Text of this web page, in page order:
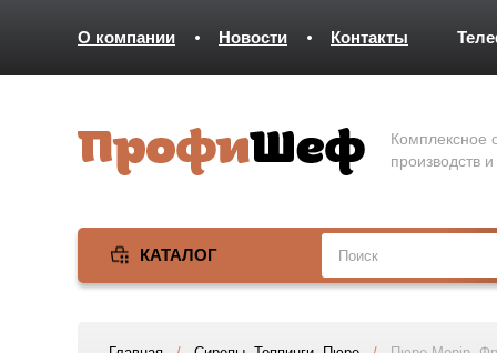
О компании Новости Контакты
Комплексное
производств
КАТАЛОГ